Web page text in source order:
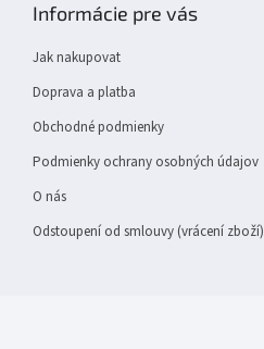
Informácie pre vás
Jak nakupovat
Doprava a platba
Obchodné podmienky
Podmienky ochrany osobných údajov
O nás
Odstoupení od smlouvy (vrácení zboží)